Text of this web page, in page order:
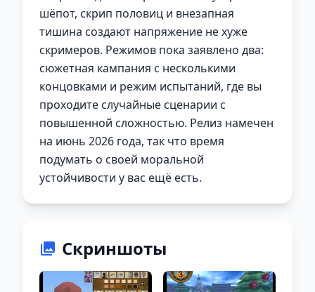
шёпот, скрип половиц и внезапная
тишина создают напряжение не хуже
скримеров. Режимов пока заявлено два:
сюжетная кампания с несколькими
концовками и режим испытаний, где вы
проходите случайные сценарии с
повышенной сложностью. Релиз намечен
на июнь 2026 года, так что время
подумать о своей моральной
устойчивости у вас ещё есть.
Скриншоты